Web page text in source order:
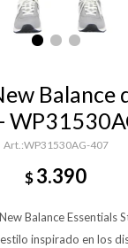
Balance
WP31530AG-407
$3.390
Balance Essentials
inspirado en los